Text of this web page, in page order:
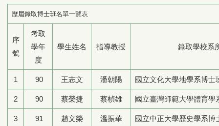
歷屆錄取博士班名單一覽表
序
號
考取
學年
度
學生姓名 指導教授 錄取學校系
1 90 王志文 潘朝陽 國立文化大學地學系博士
2 90 蔡榮捷 蔡楨雄 國立臺灣師範大學體育學
3 91 趙文榮 溫振華 國立中正大學歷史學系博